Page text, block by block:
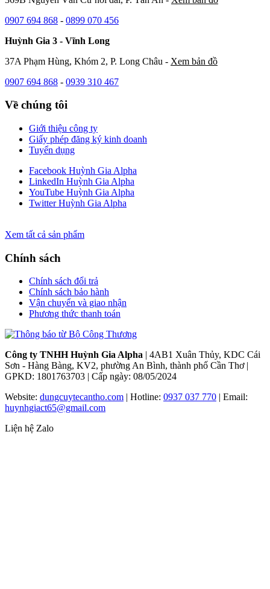
0907 694 868 - 0899 070 456
Huỳnh Gia 3 - Vĩnh Long
37A Phạm Hùng, Khóm 2, P. Long Châu - Xem bản đồ
0907 694 868 - 0939 310 467
Về chúng tôi
Giới thiệu công ty
Giấy phép đăng ký kinh doanh
Tuyển dụng
Facebook Huỳnh Gia Alpha
LinkedIn Huỳnh Gia Alpha
YouTube Huỳnh Gia Alpha
Twitter Huỳnh Gia Alpha
Xem tất cả sản phẩm
Chính sách
Chính sách đổi trả
Chính sách bảo hành
Vận chuyển và giao nhận
Phương thức thanh toán
Công ty TNHH Huỳnh Gia Alpha | 4AB1 Xuân Thủy, KDC Cái
Sơn - Hàng Bàng, KV2, phường An Bình, thành phố Cần Thơ |
GPKD: 1801763703 | Cấp ngày: 08/05/2024
Website: dungcuytecantho.com | Hotline: 0937 037 770 | Email:
huynhgiact65@gmail.com
Liện hệ Zalo